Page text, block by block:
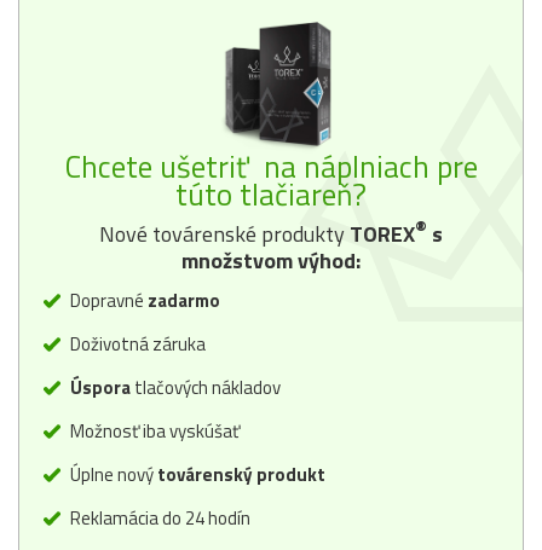
Chcete ušetriť na náplniach pre
túto tlačiareň?
Nové továrenské produktyTOREX® s
množstvom výhod:
Dopravné zadarmo
Doživotná záruka
Úsporatlačových nákladov
Možnosť iba vyskúšať
Úplne novýtovárenský produkt
Reklamácia do 24 hodín